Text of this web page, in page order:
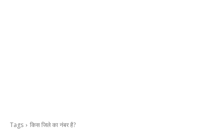
Tags किस जिले का नंबर है?